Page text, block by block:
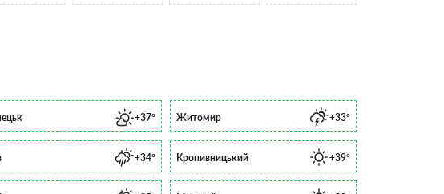
+37° Житомир +33°
+34° Кропивницький +39°